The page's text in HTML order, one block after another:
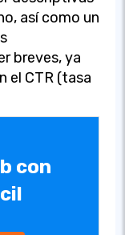
así como un
breves, ya
el CTR (tasa
con